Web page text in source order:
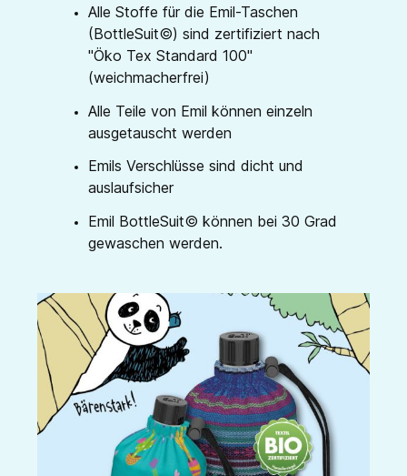
Alle Stoffe für die Emil-Taschen
(BottleSuit©) sind zertifiziert nach
"Öko Tex Standard 100"
(weichmacherfrei)
Alle Teile von Emil können einzeln
ausgetauscht werden
Emils Verschlüsse sind dicht und
auslaufsicher
Emil BottleSuit© können bei 30 Grad
gewaschen werden.